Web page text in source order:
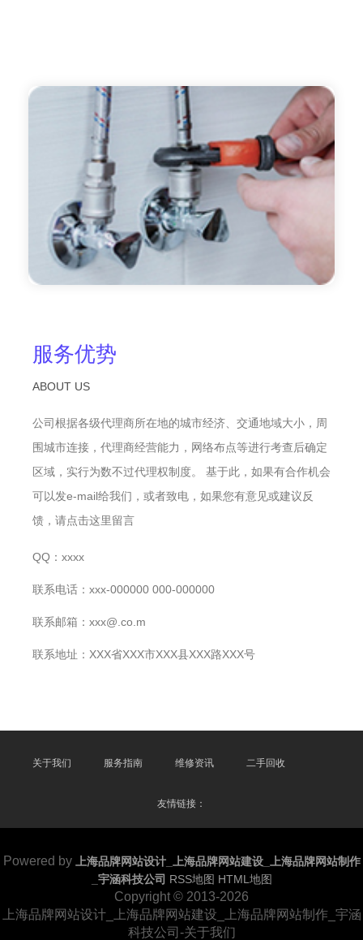
服务优势
ABOUT US
公司根据各级代理商所在地的城市经济、交通地域大小，周
围城市连接，代理商经营能力，网络布点等进行考查后确定
区域，实行为数不过代理权制度。 基于此，如果有合作机会
可以发e-mail给我们，或者致电，如果您有意见或建议反
馈，请点击这里留言
QQ：xxxx
联系电话：xxx-000000 000-000000
联系邮箱：xxx@.co.m
联系地址：XXX省XXX市XXX县XXX路XXX号
关于我们 服务指南 维修资讯 二手回收
友情链接：
Powered by 上海品牌网站设计_上海品牌网站建设_上海品牌网站制作
_宇涵科技公司 RSS地图 HTML地图
Copyright © 2013-2026
上海品牌网站设计_上海品牌网站建设_上海品牌网站制作_宇涵
科技公司-关于我们